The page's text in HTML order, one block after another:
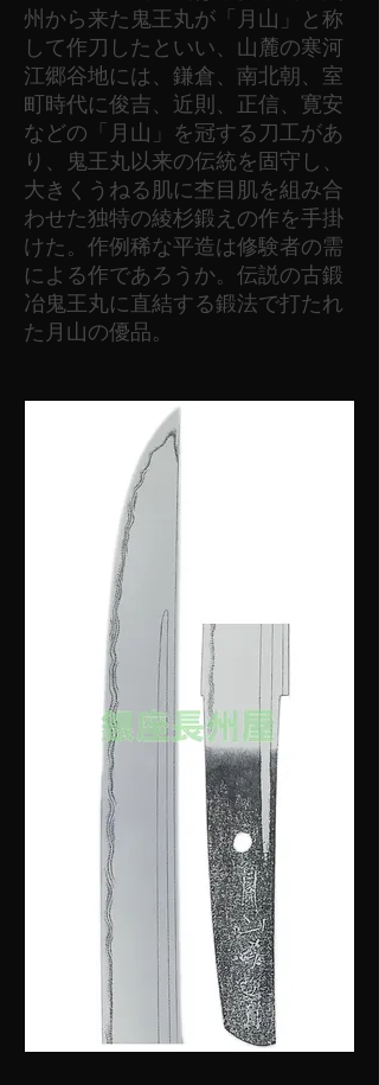
州から来た鬼王丸が「月山」と称
して作刀したといい、山麓の寒河
江郷谷地には、鎌倉、南北朝、室
町時代に俊吉、近則、正信、寛安
などの「月山」を冠する刀工があ
り、鬼王丸以来の伝統を固守し、
大きくうねる肌に杢目肌を組み合
わせた独特の綾杉鍛えの作を手掛
けた。作例稀な平造は修験者の需
による作であろうか。伝説の古鍛
冶鬼王丸に直結する鍛法で打たれ
た月山の優品。